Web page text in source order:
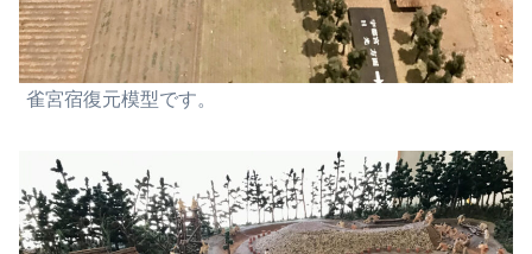
雀宮宿復元模型です。